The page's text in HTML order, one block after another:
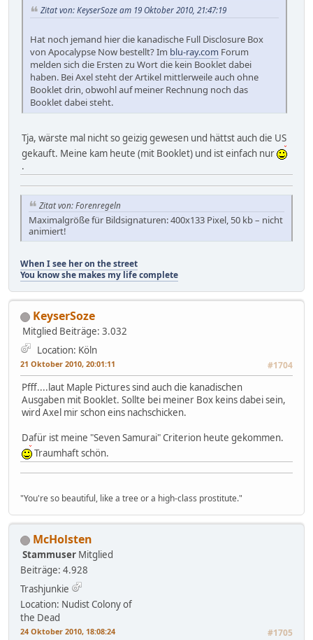
Zitat von: KeyserSoze am 19 Oktober 2010, 21:47:19
Hat noch jemand hier die kanadische Full Disclosure Box
von Apocalypse Now bestellt? Im blu-ray.com Forum
melden sich die Ersten zu Wort die kein Booklet dabei
haben. Bei Axel steht der Artikel mittlerweile auch ohne
Booklet drin, obwohl auf meiner Rechnung noch das
Booklet dabei steht.
Tja, wärste mal nicht so geizig gewesen und hättst auch die US
gekauft. Meine kam heute (mit Booklet) und ist einfach nur
.
Zitat von: Forenregeln
Maximalgröße für Bildsignaturen: 400x133 Pixel, 50 kb – nicht
animiert!
When I see her on the street
You know she makes my life complete
KeyserSoze
Mitglied Beiträge: 3.032
Location: Köln
21 Oktober 2010, 20:01:11 #1704
Pfff....laut Maple Pictures sind auch die kanadischen
Ausgaben mit Booklet. Sollte bei meiner Box keins dabei sein,
wird Axel mir schon eins nachschicken.
Dafür ist meine "Seven Samurai" Criterion heute gekommen.
Traumhaft schön.
"You're so beautiful, like a tree or a high-class prostitute."
McHolsten
Stammuser Mitglied
Beiträge: 4.928
Trashjunkie
Location: Nudist Colony of
the Dead
24 Oktober 2010, 18:08:24 #1705